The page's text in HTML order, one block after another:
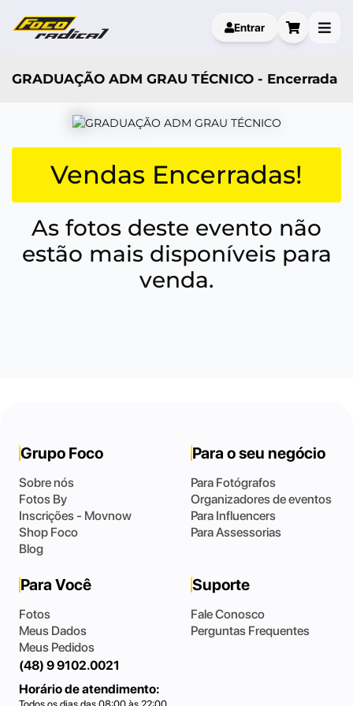
Entrar
GRADUAÇÃO ADM GRAU TÉCNICO - Encerrada
Vendas Encerradas!
As fotos deste evento não
estão mais disponíveis para
venda.
Grupo Foco
Sobre nós
Fotos By
Inscrições - Movnow
Shop Foco
Blog
Para o seu negócio
Para Fotógrafos
Organizadores de eventos
Para Influencers
Para Assessorias
Para Você
Fotos
Meus Dados
Meus Pedidos
Suporte
Fale Conosco
Perguntas Frequentes
(48) 9 9102.0021
Horário de atendimento: